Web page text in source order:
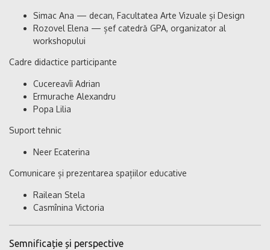
Simac Ana — decan, Facultatea Arte Vizuale și Design
Rozovel Elena — șef catedră GPA, organizator al
workshopului
Cadre didactice participante
Cucereavîi Adrian
Ermurache Alexandru
Popa Lilia
Suport tehnic
Neer Ecaterina
Comunicare și prezentarea spațiilor educative
Railean Stela
Casmînina Victoria
Semnificație și perspective